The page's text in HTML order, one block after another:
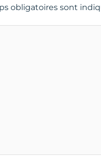
obligatoires sont